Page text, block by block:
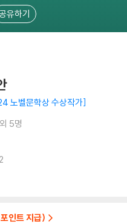
유하기
노벨문학상 수상작가
외 5명
인트 지급)